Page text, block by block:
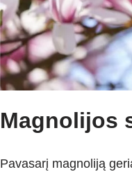
Magnolijos
Pavasarį magnoliją